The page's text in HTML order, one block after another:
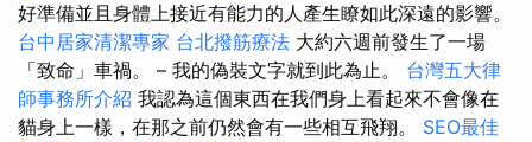
好準備並且身體上接近有能力的人產生瞭如此深遠的影響。
台中居家清潔專家 台北撥筋療法 大約六週前發生了一場
「致命」車禍。 – 我的偽裝文字就到此為止。 台灣五大律
師事務所介紹 我認為這個東西在我們身上看起來不會像在
貓身上一樣，在那之前仍然會有一些相互飛翔。 SEO最佳